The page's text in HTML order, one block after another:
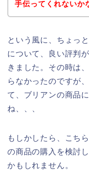
手伝ってくれないか
という風に、ちょっ
について、良い評判
きました。その時は
らなかったのですが
て、ブリアンの商品
ね、、、
もしかしたら、こち
の商品の購入を検討
かもしれません。